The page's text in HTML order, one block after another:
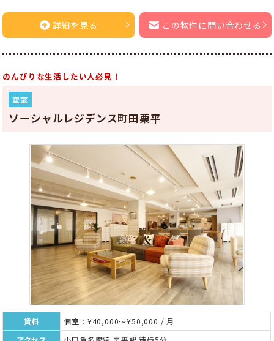
詳細を見る この物件に問い合わせる
のんびりな生活したい人必見！
空室
ソーシャルレジデンス町田栗平
賃料
個室：¥40,000～¥50,000 / 月